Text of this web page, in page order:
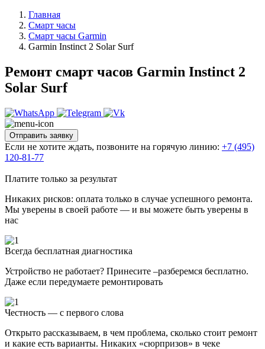
Главная
Смарт часы
Смарт часы Garmin
Garmin Instinct 2 Solar Surf
Ремонт смарт часов Garmin Instinct 2
Solar Surf
Отправить заявку
Если не хотите ждать, позвоните на горячую линию: +7 (495)
120-81-77
Платите только за результат
Никаких рисков: оплата только в случае успешного ремонта.
Мы уверены в своей работе — и вы можете быть уверены в
нас
Всегда бесплатная диагностика
Устройство не работает? Принесите –разберемся бесплатно.
Даже если передумаете ремонтировать
Честность — с первого слова
Открыто рассказываем, в чем проблема, сколько стоит ремонт
и какие есть варианты. Никаких «сюрпризов» в чеке